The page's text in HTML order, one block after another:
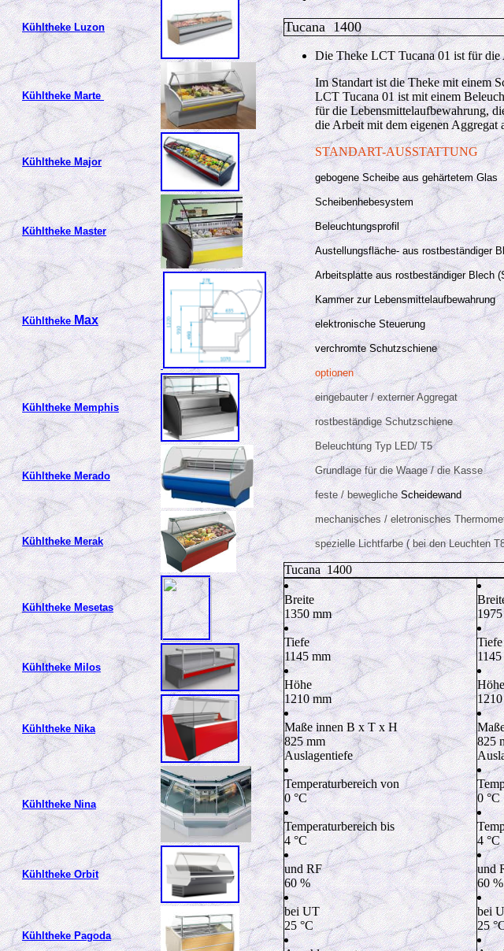
Kühltheke Luzon
Kühltheke Marte
Kühltheke Major
Kühltheke Master
KühlthekeMax
Kühltheke Memphis
Kühltheke Merado
Kühltheke Merak
Kühltheke Mesetas
Kühltheke Milos
Kühltheke Nika
Kühltheke Nina
Kühltheke Orbit
Kühltheke Pagoda
Tucana 1400
Die Theke LCT Tucana 01 ist für
Im Standart ist die Theke mit einem
LCT Tucana 01 ist mit einem
für die Lebensmittelaufbewahrung,
die Arbeit mit dem eigenen Aggregat
STANDART-AUSSTATTUNG
gebogene Scheibe aus gehärtetem Glas
Scheibenhebesystem
Beleuchtungsprofil
Austellungsfläche- aus rostbeständiger
Arbeitsplatte aus rostbeständiger Blech
Kammer zur Lebensmittelaufbewahrung
elektronische Steuerung
verchromte Schutzschiene
optionen
eingebauter / externer Aggregat
rostbeständige Schutzschiene
Beleuchtung Typ LED/ T5
Grundlage für die Waage / die Kasse
feste / beweglicheScheidewand
mechanisches / eletronisches
spezielle Lichtfarbe ( bei den Leuchten
Tucana 1400
Breite
1350mm
Tiefe
1145mm
Höhe
1210mm
Maße innen B x T x H
825mm
Auslagentiefe
Temperaturbereich von
0°C
Temperaturbereich bis
4°C
und RF
60%
bei UT
25°C
1975
Tiefe
1145
Höhe
1210
825
0°C
4°C
und
60%
bei
25